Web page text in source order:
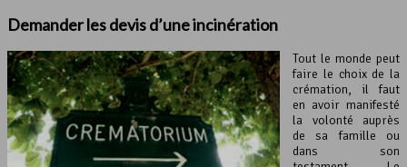
Demander les devis d’une incinération
Tout le monde peut
faire le choix de la
crémation, il faut
en avoir manifesté
la volonté auprès
de sa famille ou
dans son